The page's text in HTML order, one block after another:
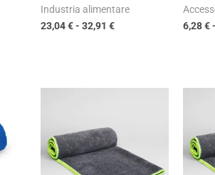
Industria alimentare
23,04€- 32,91 € 6,28€-
da
7,66 €
a
10,94 €